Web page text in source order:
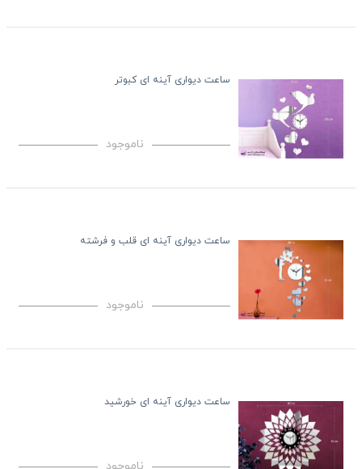
ساعت دیواری آینه ای کبوتر
ناموجود
ساعت دیواری آینه ای قلب و فرشته
ناموجود
ساعت دیواری آینه ای خورشید